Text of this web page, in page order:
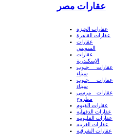
عقارات مصر
عقارات الجيزة
عقارات القاهرة
عقارات
السويس
عقارات
الإسكندرية
عقارات جنوب
سيناء
عقارات جنوب
سيناء
عقارات مرسى
مطروح
عقارات الفيوم
عقارات الدقهليه
عقارات القليوبيه
عقارات الغربيه
عقارات الشرقيه